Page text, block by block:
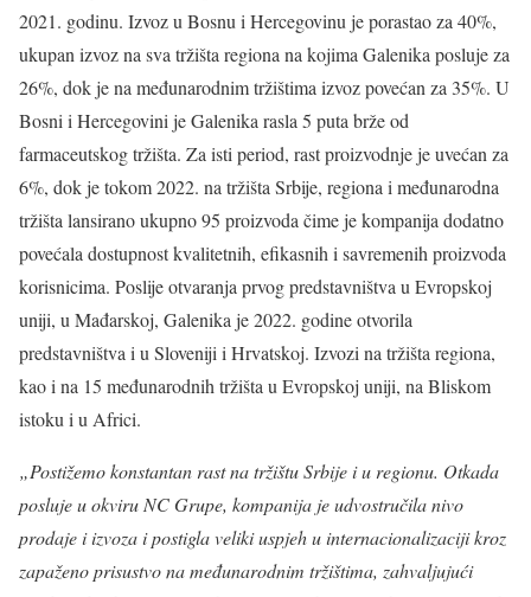
2021. godinu. Izvoz u Bosnu i Hercegovinu je porastao za 40%,
ukupan izvoz na sva tržišta regiona na kojima Galenika posluje za
26%, dok je na međunarodnim tržištima izvoz povećan za 35%. U
Bosni i Hercegovini je Galenika rasla 5 puta brže od
farmaceutskog tržišta. Za isti period, rast proizvodnje je uvećan za
6%, dok je tokom 2022. na tržišta Srbije, regiona i međunarodna
tržišta lansirano ukupno 95 proizvoda čime je kompanija dodatno
povećala dostupnost kvalitetnih, efikasnih i savremenih proizvoda
korisnicima. Poslije otvaranja prvog predstavništva u Evropskoj
uniji, u Mađarskoj, Galenika je 2022. godine otvorila
predstavništva i u Sloveniji i Hrvatskoj. Izvozi na tržišta regiona,
kao i na 15 međunarodnih tržišta u Evropskoj uniji, na Bliskom
istoku i u Africi.
„Postižemokonstantan rast na tržištu Srbije i u regionu. Otkada
posluje u okviru NC Grupe, kompanija je udvostručila nivo
prodaje i izvoza i postigla veliki uspjeh u internacionalizaciji kroz
zapaženo prisustvo na međunarodnim tržištima, zahvaljujući